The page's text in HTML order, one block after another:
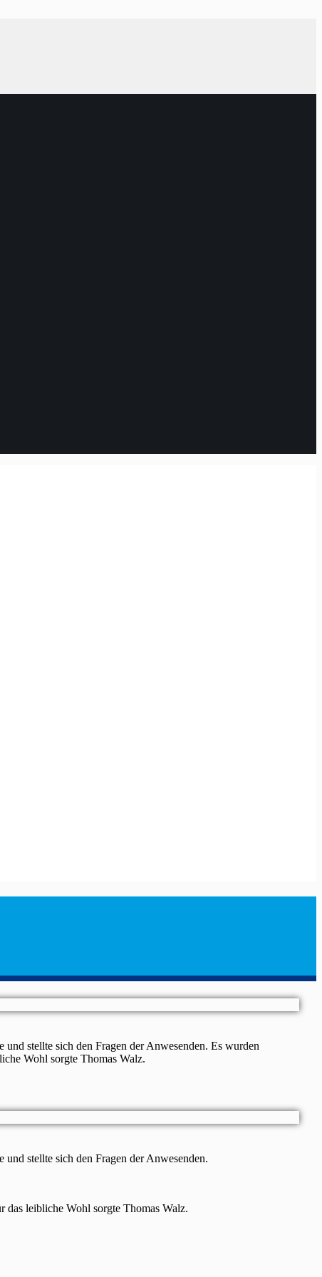
stellte sich den Fragen der Anwesenden. Es wurden
Wohl sorgte Thomas Walz.
stellte sich den Fragen der Anwesenden.
leibliche Wohl sorgte Thomas Walz.